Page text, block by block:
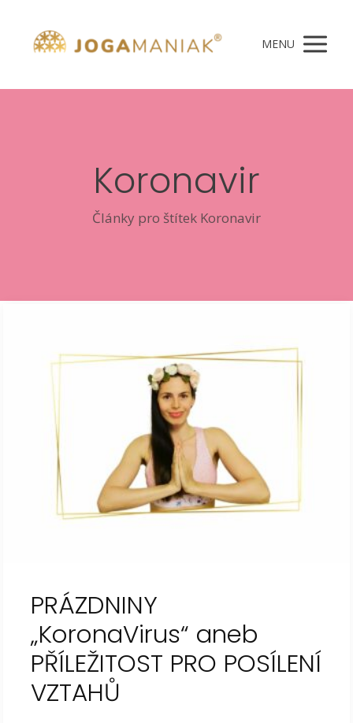
MENU
Koronavir
Články pro štítek Koronavir
PRÁZDNINY
„KoronaVirus“ aneb
PŘÍLEŽITOST PRO POSÍLENÍ
VZTAHŮ